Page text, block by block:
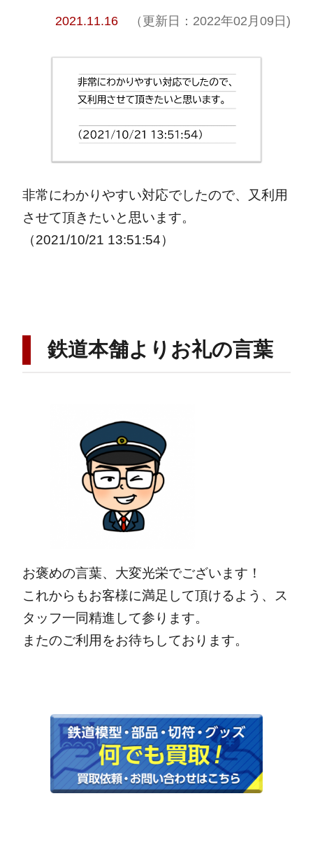
2021.11.16 （更新日：2022年02月09日)
非常にわかりやすい対応でしたので、又利用
させて頂きたいと思います。
（2021/10/21 13:51:54）
鉄道本舗よりお礼の言葉
お褒めの言葉、大変光栄でございます！
これからもお客様に満足して頂けるよう、ス
タッフ一同精進して参ります。
またのご利用をお待ちしております。